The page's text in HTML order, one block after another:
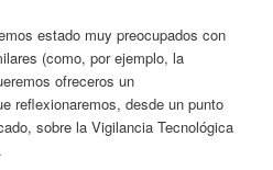
estado muy preocupados con
(como, por ejemplo, la
ofreceros un
reflexionaremos, desde un punto
sobre la Vigilancia Tecnológica